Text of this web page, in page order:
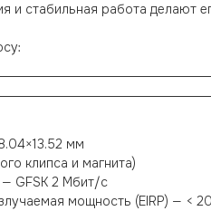
и стабильная работа делают
мм
клипса и магнита)
GFSK 2 Мбит/с
мощность (EIRP) — <